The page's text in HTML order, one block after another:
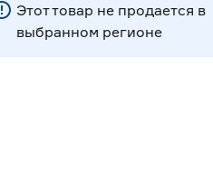
Этот товар не продается в
выбранном регионе